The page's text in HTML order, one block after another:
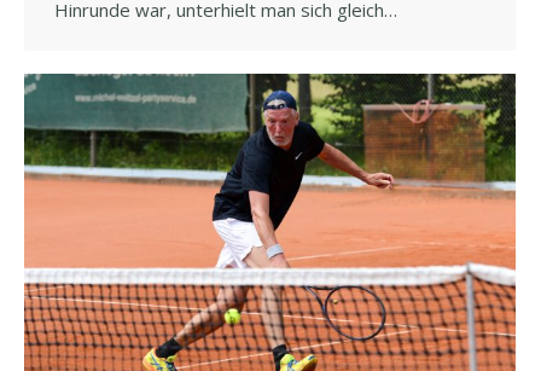
Hinrunde war, unterhielt man sich gleich…